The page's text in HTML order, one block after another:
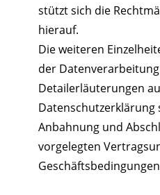
stützt sich die
hierauf.
Die weiteren
der
Detailerläuterungen
Datenschutzerklärung
Anbahnung und
vorgelegten